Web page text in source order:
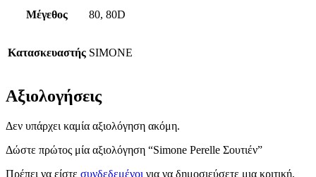
Μέγεθος 80, 80D
Κατασκευαστής SIMONE
Αξιολογήσεις
Δεν υπάρχει καμία αξιολόγηση ακόμη.
Δώστε πρώτος μία αξιολόγηση “Simone Perelle Σουτιέν”
Πρέπει να είστε συνδεδεμένοι για να δημοσιεύσετε μια κριτική.